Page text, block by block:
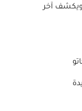
ويكشف آخر